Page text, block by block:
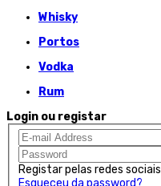
Whisky
Portos
Vodka
Rum
Login ou registar
Registar pelas redes sociais
Esqueceu da password?